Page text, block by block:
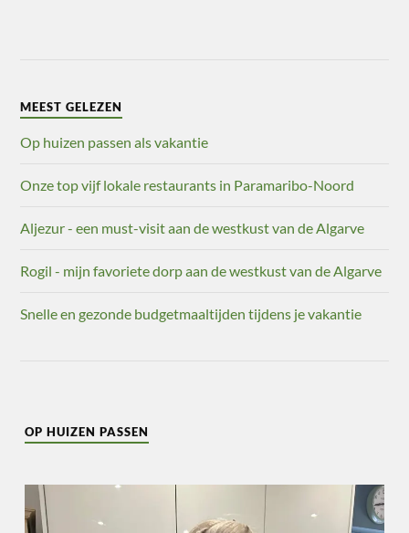
MEEST GELEZEN
Op huizen passen als vakantie
Onze top vijf lokale restaurants in Paramaribo-Noord
Aljezur - een must-visit aan de westkust van de Algarve
Rogil - mijn favoriete dorp aan de westkust van de Algarve
Snelle en gezonde budgetmaaltijden tijdens je vakantie
OP HUIZEN PASSEN